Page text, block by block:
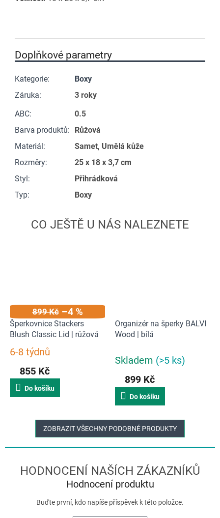
Doplňkové parametry
Kategorie:
Boxy
Záruka:
3 roky
ABC:
0.5
Barva produktů:
Růžová
Materiál :
Samet, Umělá kůže
Rozměry:
25 x 18 x 3,7 cm
Styl :
Přihrádková
Typ: Boxy
899 Kč –4 %
Šperkovnice Stackers
Blush Classic Lid | růžová
Průměrné
produktu
5,0
hvězdiček.
6-8 týdnů
855 Kč
Do košíku
Organizér na šperky BALVI
Wood | bílá
Skladem (>5 ks)
899 Kč
Do košíku
ZOBRAZIT VŠECHNY PODOBNÉ PRODUKTY
Hodnocení produktu
Buďte první, kdo napíše příspěvek k této položce.